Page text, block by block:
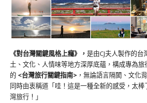
《對台灣關鍵風格上癮》 ， 是由CJ夫人製作的
土、文化、人情味等地方深厚底蘊，構成專為
的 <台灣旅行關鍵指南> ，無論語言隔閡、文化
同時由衷稱道「哇！這是一種全新的感受，太
灣旅行！」